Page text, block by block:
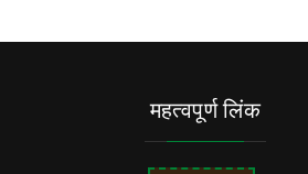
महत्वपूर्ण लिंक